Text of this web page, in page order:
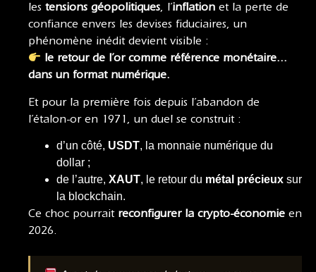
les tensions géopolitiques, l’inflation et la perte de
confiance envers les devises fiduciaires, un
phénomène inédit devient visible :
le retour de l’or comme référence monétaire…
dans un format numérique.
Et pour la première fois depuis l’abandon de
l’étalon-or en 1971, un duel se construit :
d’un côté, USDT, la monnaie numérique du
dollar ;
de l’autre, XAUT, le retour du métal précieux sur
la blockchain.
Ce choc pourrait reconfigurer la crypto-économie en
2026.